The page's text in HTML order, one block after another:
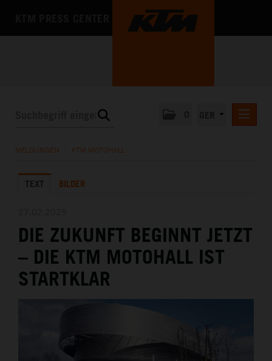
MEDIA
MELDUNGEN KTM MOTOHALL
TEXT BILDER
DIE ZUKUNFT BEGINNT JETZT
– DIE KTM MOTOHALL IST
STARTKLAR